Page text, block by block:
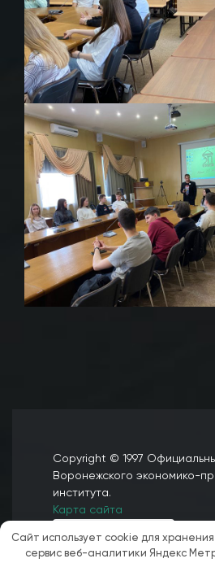
Copyright © 1997
Воронежского экономико-
института.
Карта сайта
Сайт использует cookie для
сервис веб-аналитики Яндекс